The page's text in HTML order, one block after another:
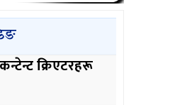
कन्टेन्ट क्रिएटरहरू